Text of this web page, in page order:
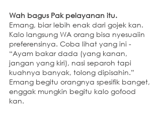
Wah bagus Pak pelayanan itu.
Emang, biar lebih enak dari gojek kan.
Kalo langsung WA orang bisa nyesuaiin
preferensinya. Coba lihat yang ini -
“Ayam bakar dada (yang kanan,
jangan yang kiri), nasi separoh tapi
kuahnya banyak, tolong dipisahin.”
Emang begitu orangnya spesifik banget,
enggak mungkin begitu kalo gofood
kan.